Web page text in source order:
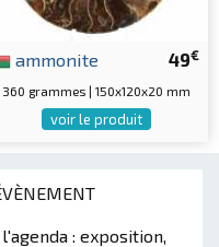
: exposition,
49€
ammonite
360 grammes | 150x120x20 mm
voir le produit